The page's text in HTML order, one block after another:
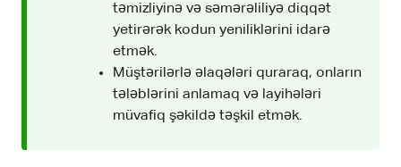
təmizliyinə və səmərəliliyə diqqət
yetirərək kodun yeniliklərini idarə
etmək.
Müştərilərlə əlaqələri quraraq, onların
tələblərini anlamaq və layihələri
müvafiq şəkildə təşkil etmək.